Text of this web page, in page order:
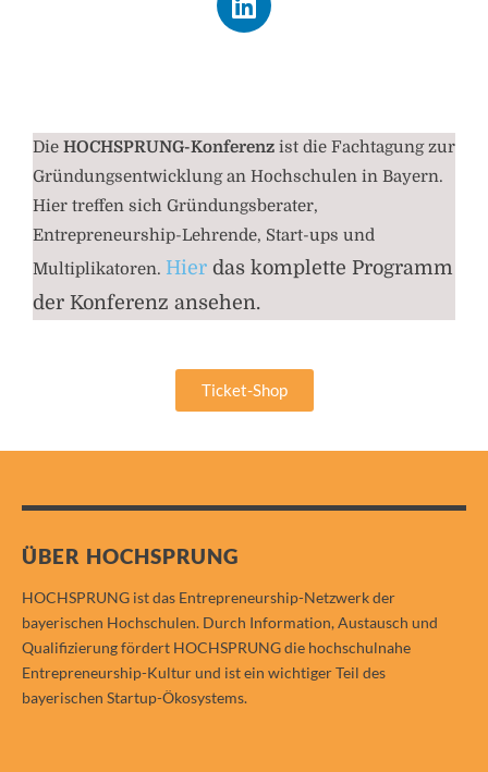
Die HOCHSPRUNG-Konferenz ist die Fachtagung zur
Gründungsentwicklung an Hochschulen in Bayern.
Hier treffen sich Gründungsberater,
Entrepreneurship-Lehrende, Start-ups und
Multiplikatoren. Hier das komplette Programm
der Konferenz ansehen.
Ticket-Shop
ÜBER HOCHSPRUNG
HOCHSPRUNG ist das Entrepreneurship-Netzwerk der
bayerischen Hochschulen. Durch Information, Austausch und
Qualifizierung fördert HOCHSPRUNG die hochschulnahe
Entrepreneurship-Kultur und ist ein wichtiger Teil des
bayerischen Startup-Ökosystems.